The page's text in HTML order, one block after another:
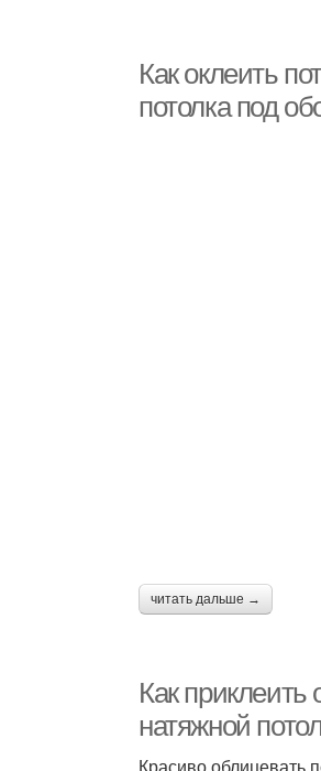
Как оклеить
потолка под
читать дальше →
Как
натяжной